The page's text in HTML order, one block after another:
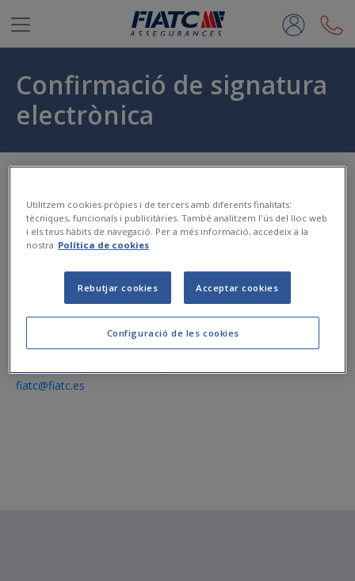
Salta al contingut principal
Confirmació de signatura
electrònica
correctament.
Atenció al Client
Dilluns a divendres de 8h a 20h.
fiatc@fiatc.es
Utilitzem cookies pròpies i de tercers amb diferents finalitats:
tècniques, funcionals i publicitàries. També analitzem l'ús del lloc web
i els teus hàbits de navegació. Per a més informació, accedeix a la
nostra Política de cookies
Configuració de les cookies
Rebutjar cookies Acceptar cookies